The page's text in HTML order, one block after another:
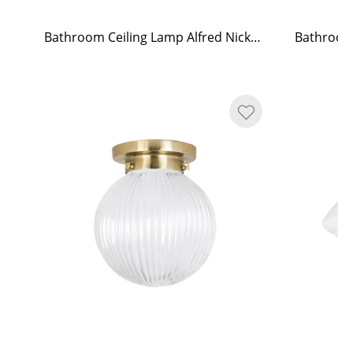
Bathroom Ceiling Lamp Alfred Nickel/Frost